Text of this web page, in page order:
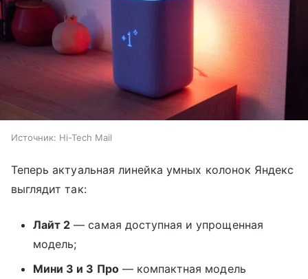
Источник: Hi-Tech Mail
Теперь актуальная линейка умных колонок Яндекс
выглядит так:
Лайт 2 — самая доступная и упрощенная
модель;
Мини 3 и 3 Про— компактная модель